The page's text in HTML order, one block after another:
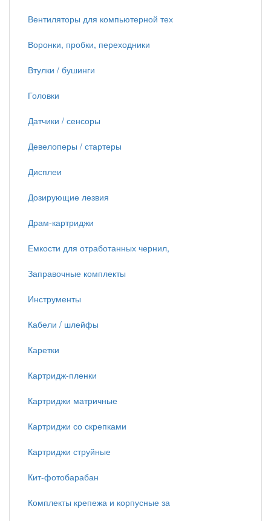
Вентиляторы для компьютерной тех
Воронки, пробки, переходники
Втулки / бушинги
Головки
Датчики / сенсоры
Девелоперы / стартеры
Дисплеи
Дозирующие лезвия
Драм-картриджи
Емкости для отработанных чернил,
Заправочные комплекты
Инструменты
Кабели / шлейфы
Каретки
Картридж-пленки
Картриджи матричные
Картриджи со скрепками
Картриджи струйные
Кит-фотобарабан
Комплекты крепежа и корпусные за